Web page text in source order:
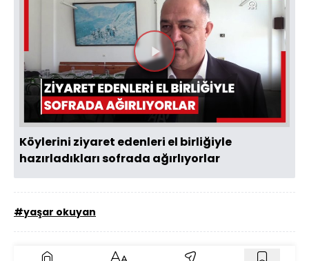
Videoyu
Oynat
Köylerini ziyaret edenleri el birliğiyle
hazırladıkları sofrada ağırlıyorlar
#yaşar okuyan